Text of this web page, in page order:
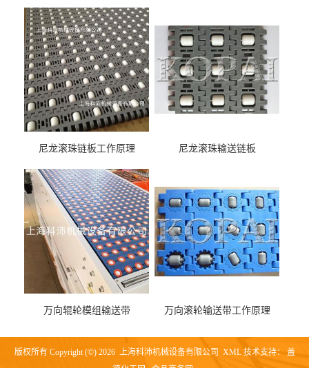
尼龙滚珠链板工作原理 尼龙滚珠输送链板
万向辊轮模组输送带 万向滚轮输送带工作原理
版权所有 Copyright (©) 2026 上海科沛机械设备有限公司 XML技术支持： 盖